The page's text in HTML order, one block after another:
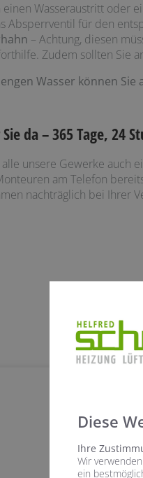
Wasseraustritt oder
Absperrventil für den
– Achtung, diesen
Zudem sollten Sie
Wasser können
da – 365 Tage, 24
unsere Gewerke auch
am Telefon
nachträglich bei Ihrer
Diese
Ihre
Wir
ein